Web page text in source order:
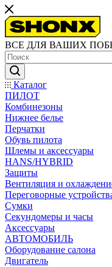
ВСЕ ДЛЯ ВАШИХ
Каталог
ПИЛОТ
Комбинезоны
Нижнее белье
Перчатки
Обувь пилота
Шлемы и аксессуары
HANS/HYBRID
Защиты
Вентиляция и
Переговорные
Сумки
Секундомеры и часы
Аксессуары
АВТОМОБИЛЬ
Оборудование салона
Двигатель